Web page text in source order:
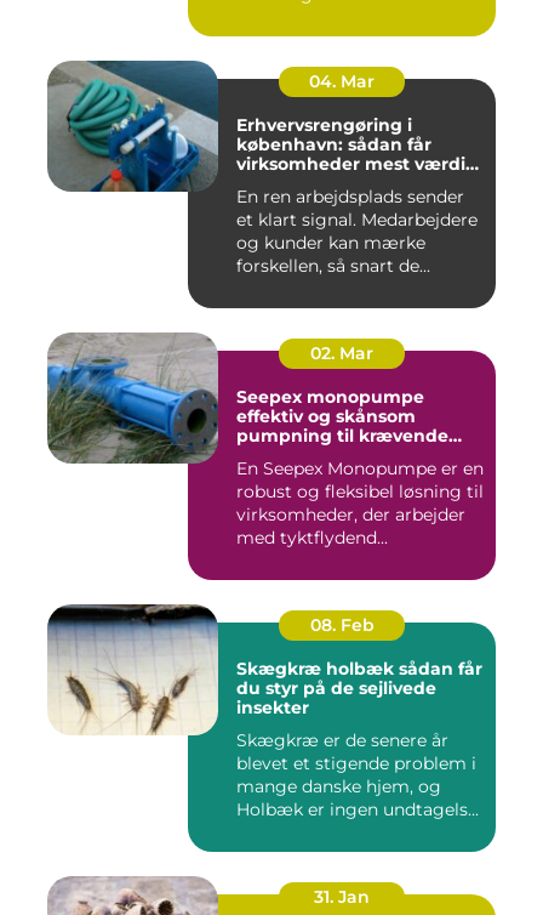
04. Mar
Erhvervsrengøring i
københavn: sådan får
virksomheder mest værdi
En ren arbejdsplads sender
et klart signal. Medarbejdere
og kunder kan mærke
forskellen, så snart de...
02. Mar
Seepex monopumpe
effektiv og skånsom
pumpning til krævende
En Seepex Monopumpe er en
robust og fleksibel løsning til
virksomheder, der arbejder
med tyktflydend...
08. Feb
Skægkræ holbæk sådan får
du styr på de sejlivede
insekter
Skægkræ er de senere år
blevet et stigende problem i
mange danske hjem, og
Holbæk er ingen undtagels...
31. Jan